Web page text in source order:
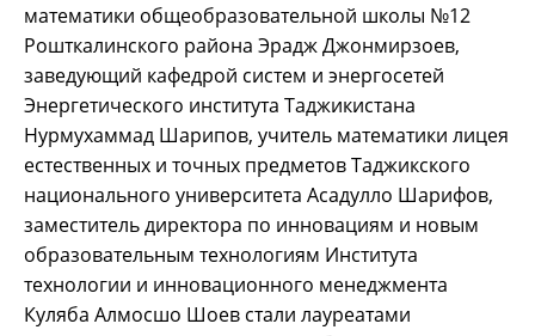
математики общеобразовательной школы №12
Рошткалинского района Эрадж Джонмирзоев,
заведующий кафедрой систем и энергосетей
Энергетического института Таджикистана
Нурмухаммад Шарипов, учитель математики лицея
естественных и точных предметов Таджикского
национального университета Асадулло Шарифов,
заместитель директора по инновациям и новым
образовательным технологиям Института
технологии и инновационного менеджмента
Куляба Алмосшо Шоев стали лауреатами